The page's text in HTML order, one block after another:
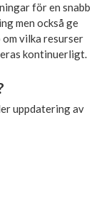
för en snabb
men också ge
vilka resurser
kontinuerligt.
uppdatering av